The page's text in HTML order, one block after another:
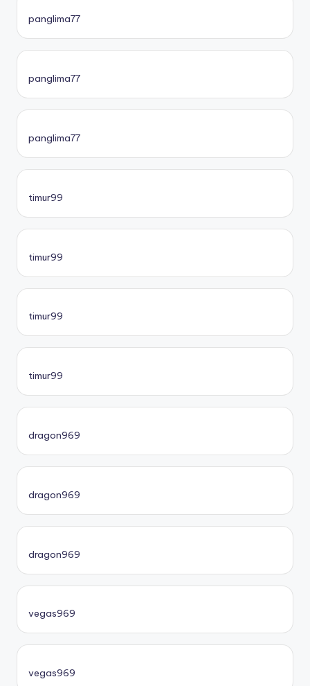
panglima77
panglima77
panglima77
timur99
timur99
timur99
timur99
dragon969
dragon969
dragon969
vegas969
vegas969